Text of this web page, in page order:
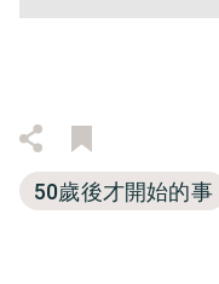
50歲後才開始的事